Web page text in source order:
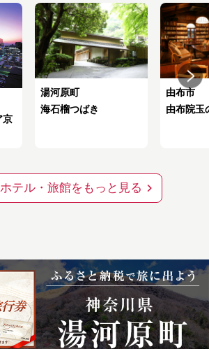
京
湯河原町
海石榴つばき
由布市
由布院玉
テル・旅館をもっと見る